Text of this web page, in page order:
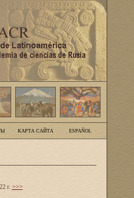
КАРТА САЙТА ESPAÑOL
г. >>>